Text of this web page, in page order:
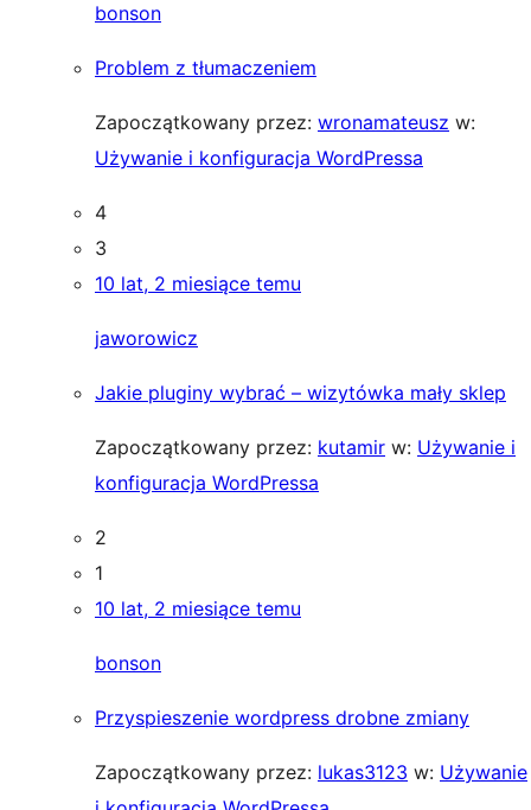
bonson
Problem z tłumaczeniem
Zapoczątkowany przez: wronamateusz w:
Używanie i konfiguracja WordPressa
4
3
10 lat, 2 miesiące temu
jaworowicz
Jakie pluginy wybrać – wizytówka mały sklep
Zapoczątkowany przez: kutamir w: Używanie i
konfiguracja WordPressa
2
1
10 lat, 2 miesiące temu
bonson
Przyspieszenie wordpress drobne zmiany
Zapoczątkowany przez: lukas3123 w: Używanie